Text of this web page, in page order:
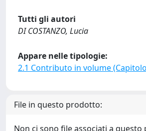
Tutti gli autori
DI COSTANZO, Lucia
Appare nelle tipologie:
2.1 Contributo in volume
File in questo prodotto:
Non ci sono file associati a